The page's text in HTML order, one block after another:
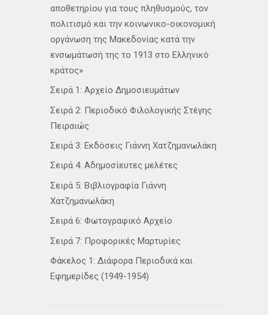
αποθετηρίου για τους πληθυσμούς, τον
πολιτισμό και την κοινωνικο-οικονομική
οργάνωση της Μακεδονίας κατά την
ενσωμάτωσή της το 1913 στο Ελληνικό
κράτος»
Σειρά 1: Αρχείο Δημοσιευμάτων
Σειρά 2: Περιοδικό Φιλολογικής Στέγης
Πειραιώς
Σειρά 3: Εκδόσεις Γιάννη Χατζημανωλάκη
Σειρά 4: Αδημοσίευτες μελέτες
Σειρά 5: Βιβλιογραφία Γιάννη
Χατζημανωλάκη
Σειρά 6: Φωτογραφικό Αρχείο
Σειρά 7: Προφορικές Μαρτυρίες
Φάκελος 1: Διάφορα Περιοδικά και
Εφημερίδες (1949-1954)